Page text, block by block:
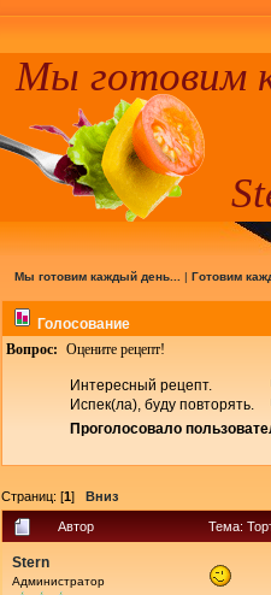
Мы готовим
Мы готовим каждый день... | Готовим
Голосование
Вопрос: Оцените рецепт!
Интересный рецепт.
Испек(ла), буду повторять.
Проголосовало
Страниц: [1] Вниз
Автор Тема:
Stern
Администратор